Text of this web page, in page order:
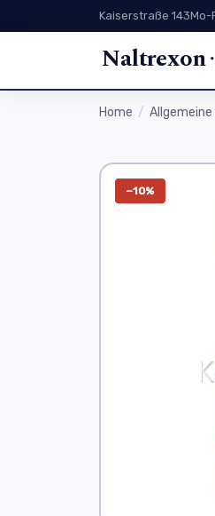
Kaiserstraße 143Mo-
Naltrexon
Home
−10%